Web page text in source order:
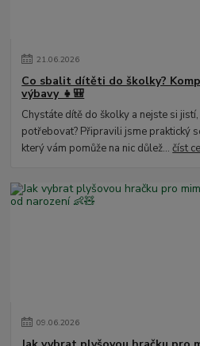
21.06.2026
Co sbalit dítěti do školky?
výbavy 👧🎒
Chystáte dítě do školky a nejste si
potřebovat? Připravili jsme praktický
který vám pomůže na nic důlež...číst
09.06.2026